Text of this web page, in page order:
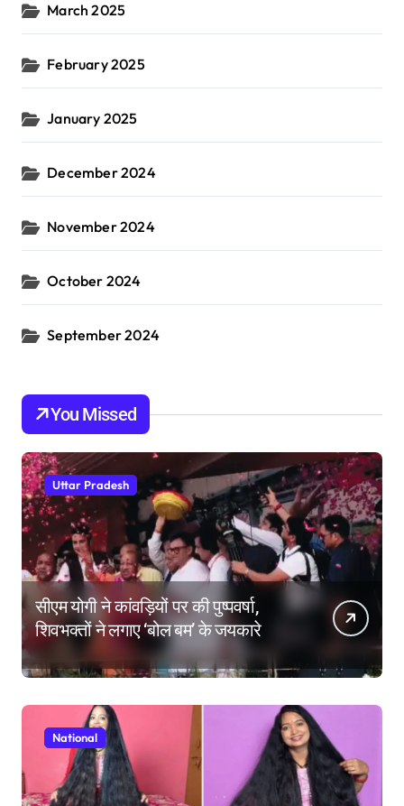
March 2025
February 2025
January 2025
December 2024
November 2024
October 2024
September 2024
You Missed
Uttar Pradesh
सीएम योगी ने कांवड़ियों पर की पुष्पवर्षा,
शिवभक्तों ने लगाए ‘बोल बम’ के जयकारे
National